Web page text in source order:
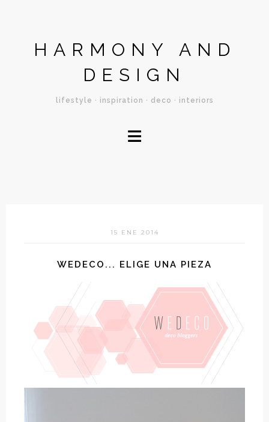
HARMONY AND
DESIGN
lifestyle · inspiration · deco · interiors
≡
15 ENE 2014
WEDECO... ELIGE UNA PIEZA